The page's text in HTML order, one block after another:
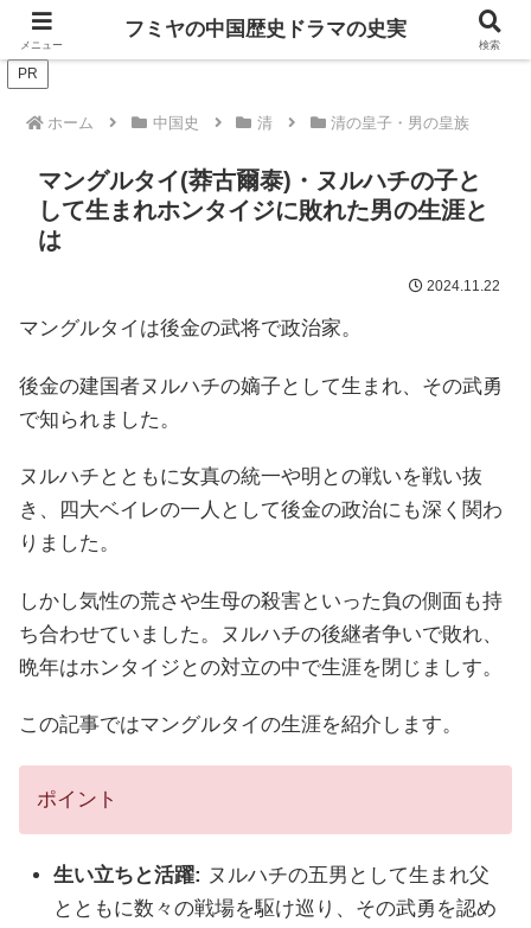
ドラマは歴史を知るともっと面白い！
PR
ホーム 中国史 清 清の皇子・男の皇族
マングルタイ(莽古爾泰)・ヌルハチの子と
して生まれホンタイジに敗れた男の生涯と
は
2024.11.22
マングルタイは後金の武将で政治家。
後金の建国者ヌルハチの嫡子として生まれ、その武勇
で知られました。
ヌルハチとともに女真の統一や明との戦いを戦い抜
き、四大ベイレの一人として後金の政治にも深く関わ
りました。
しかし気性の荒さや生母の殺害といった負の側面も持
ち合わせていました。ヌルハチの後継者争いで敗れ、
晩年はホンタイジとの対立の中で生涯を閉じましす。
この記事ではマングルタイの生涯を紹介します。
ポイント
生い立ちと活躍: ヌルハチの五男として生まれ父
とともに数々の戦場を駆け巡り、その武勇を認め
メニュー
フミヤの中国歴史ドラマの史実
検索